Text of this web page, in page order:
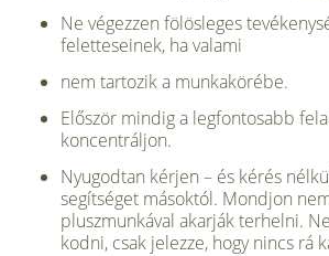
Ne végezzen fölösleges
feletteseinek, ha valami
nem tartozik a munkakörébe.
Először mindig a legfontosabb
koncentráljon.
Nyugodtan kérjen – és kérés
segítséget másoktól. Mondjon
pluszmunkával akarják terhelni.
kodni, csak jelezze, hogy nincs rá